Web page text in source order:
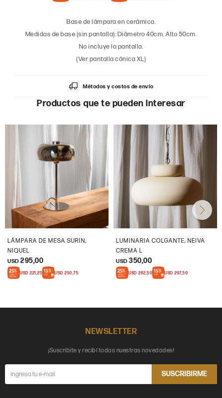
Base de lámpara en cerámica.
Medidas de base (sin pantalla): Diámetro 40cm. Alto 50cm.
No incluye la pantalla.
(Ver pantalla cónica XL)
Métodos y costos de envío
Productos que te pueden interesar
LÁMPARA DE MESA SURIN,
NIQUEL
USD 295,00
USD 221,25 USD 250,75
LUMINARIA COLGANTE, NEIVA
CREMA L
USD 350,00
USD 262,50 USD 297,50
NEWSLETTER
¡Suscribite y recibí todas nuestras novedades!
SUSCRIBIRME